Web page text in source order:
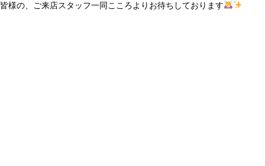
皆様の、ご来店スタッフ一同こころよりお待ちしております